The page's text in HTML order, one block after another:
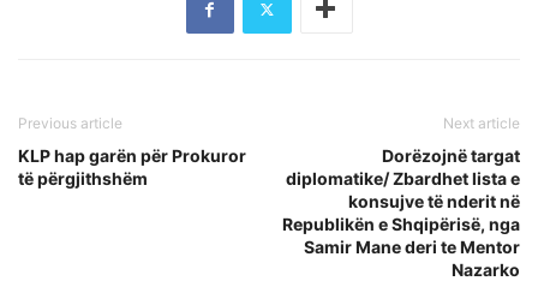
Previous article
KLP hap garën për Prokuror
të përgjithshëm
Next article
Dorëzojnë targat
diplomatike/ Zbardhet lista e
konsujve të nderit në
Republikën e Shqipërisë, nga
Samir Mane deri te Mentor
Nazarko